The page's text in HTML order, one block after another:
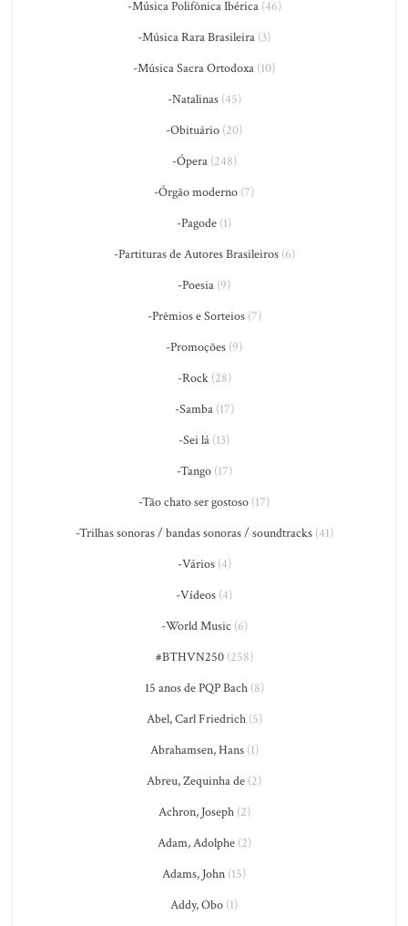
-Música Polifônica Ibérica(46)
-Música Rara Brasileira (3)
-Música Sacra Ortodoxa (10)
-Natalinas(45)
-Obituário (20)
-Ópera(248)
-Órgão moderno (7)
-Pagode (1)
-Partituras de Autores Brasileiros(6)
-Poesia (9)
-Prêmios e Sorteios(7)
-Promoções (9)
-Rock(28)
-Samba(17)
-Sei lá (13)
-Tango(17)
-Tão chato ser gostoso (17)
-Trilhas sonoras / bandas sonoras / soundtracks(41)
-Vários(4)
-Vídeos (4)
-World Music (6)
#BTHVN250(258)
15 anos de PQP Bach(8)
Abel, Carl Friedrich(5)
Abrahamsen, Hans(1)
Abreu, Zequinha de (2)
Achron, Joseph(2)
Adam, Adolphe(2)
Adams, John (15)
Addy, Obo (1)